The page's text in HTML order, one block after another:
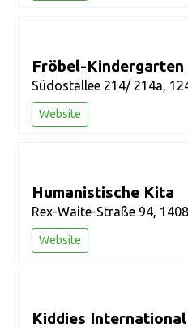
Fröbel-Kindergarten
Südostallee 214/ 214a,
Website
Humanistische Kita
Rex-Waite-Straße 94,
Website
Kiddies International